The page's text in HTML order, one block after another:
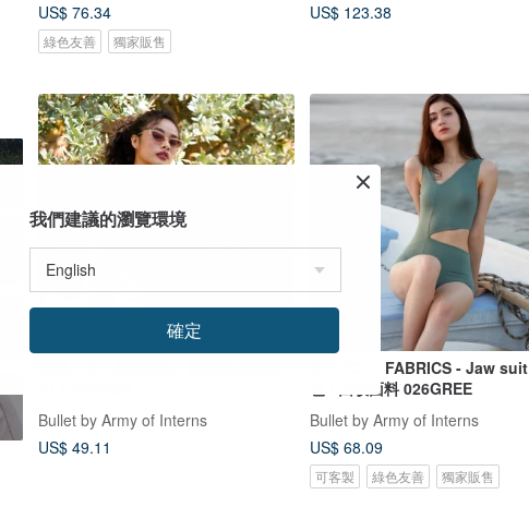
US$ 76.34
綠色友善 獨家販售
US$ 123.38
Bullet by Army of Interns
US$ 49.11
RECYCLE FABRICS - Jaw suit / 綠
色 / 回收面料 026GREE
Bullet by Army of Interns
US$ 68.09
可客製 綠色友善 獨家販售
我們建議的瀏覽環境
確定